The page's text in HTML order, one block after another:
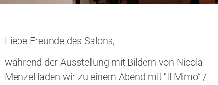
Liebe Freunde des Salons,
während der Ausstellung mit Bildern von Nicola
Menzel laden wir zu einem Abend mit “Il Mimo” /